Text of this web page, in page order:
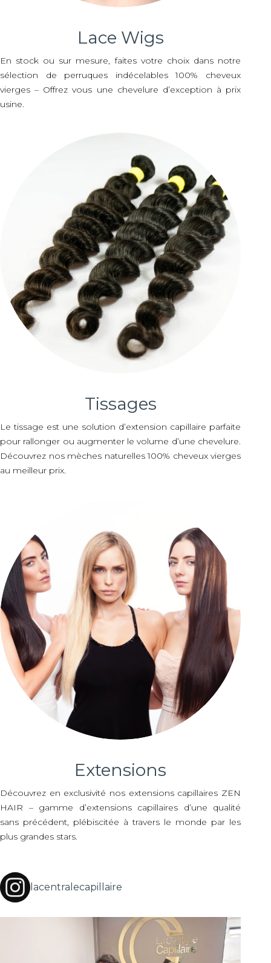
Lace Wigs
En stock ou sur mesure, faites votre choix dans notre
sélection de perruques indécelables 100% cheveux
vierges – Offrez vous une chevelure d’exception à prix
usine.
Tissages
Le tissage est une solution d’extension capillaire parfaite
pour rallonger ou augmenter le volume d’une chevelure.
Découvrez nos mèches naturelles 100% cheveux vierges
au meilleur prix.
Extensions
Découvrez en exclusivité nos extensions capillaires ZEN
HAIR – gamme d’extensions capillaires d’une qualité
sans précédent, plébiscitée à travers le monde par les
plus grandes stars.
lacentralecapillaire